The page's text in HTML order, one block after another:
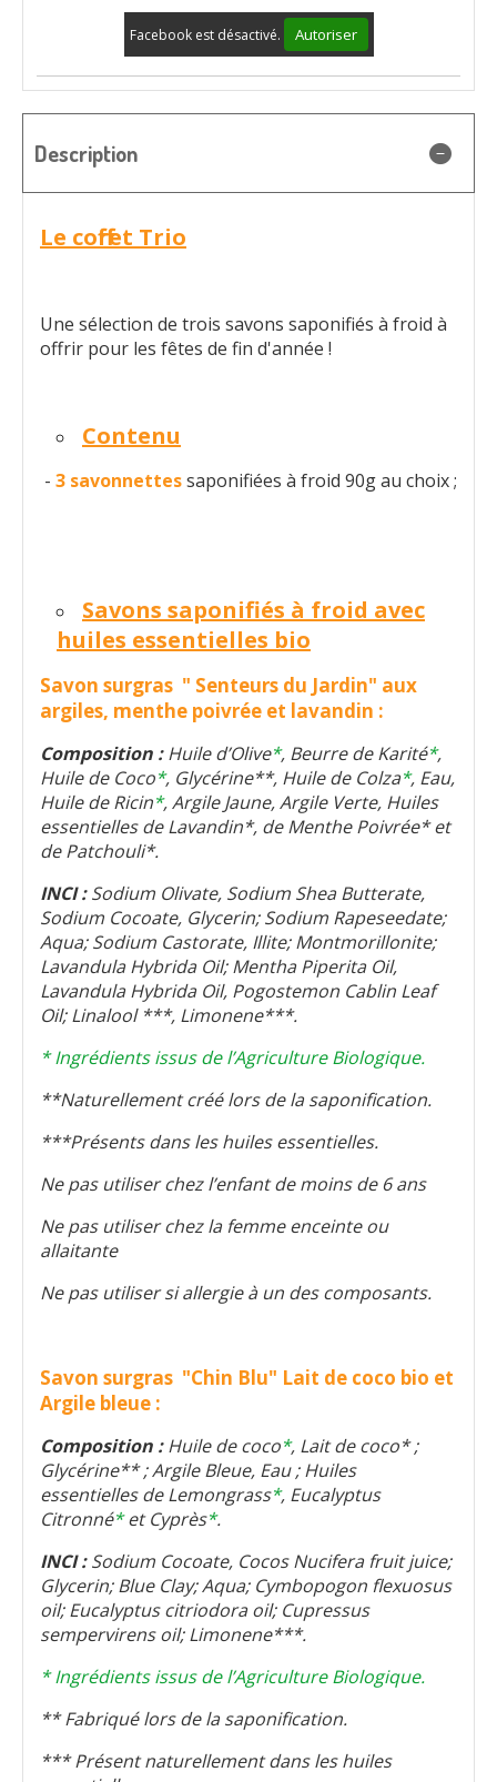
Facebook est désactivé. Autoriser
Description
Le coffret Trio
Une sélection de trois savons saponifiés à froid à
offrir pour les fêtes de fin d'année !
Contenu
- 3 savonnettessaponifiées à froid 90g au choix ;
Savons saponifiés à froid avec
huiles essentielles bio
Savon surgras " Senteurs du Jardin" aux
argiles, menthe poivrée et lavandin :
Composition :Huile d’Olive*, Beurre de Karité*,
Huile de Coco*, Glycérine**, Huile de Colza*, Eau,
Huile de Ricin*, Argile Jaune, Argile Verte, Huiles
essentielles de Lavandin*, de Menthe Poivrée* et
de Patchouli*.
INCI :Sodium Olivate, Sodium Shea Butterate,
Sodium Cocoate, Glycerin; Sodium Rapeseedate;
Aqua; Sodium Castorate, Illite; Montmorillonite;
Lavandula Hybrida Oil; Mentha Piperita Oil,
Lavandula Hybrida Oil, Pogostemon Cablin Leaf
Oil; Linalool ***, Limonene***.
* Ingrédients issus de l’Agriculture Biologique.
**Naturellement créé lors de la saponification.
***Présents dans les huiles essentielles.
Ne pas utiliser chez l’enfant de moins de 6 ans
Ne pas utiliser chez la femme enceinte ou
allaitante
Ne pas utiliser si allergie à un des composants.
Savon surgras "Chin Blu" Lait de coco bio et
Argile bleue :
Composition :Huile de coco*, Lait de coco* ;
Glycérine** ; Argile Bleue, Eau ; Huiles
essentielles de Lemongrass*, Eucalyptus
Citronné*et Cyprès*.
INCI :Sodium Cocoate, Cocos Nucifera fruit juice;
Glycerin; Blue Clay; Aqua; Cymbopogon flexuosus
oil; Eucalyptus citriodora oil; Cupressus
sempervirens oil; Limonene***.
* Ingrédients issus de l’Agriculture Biologique.
** Fabriqué lors de la saponification.
*** Présent naturellement dans les huiles